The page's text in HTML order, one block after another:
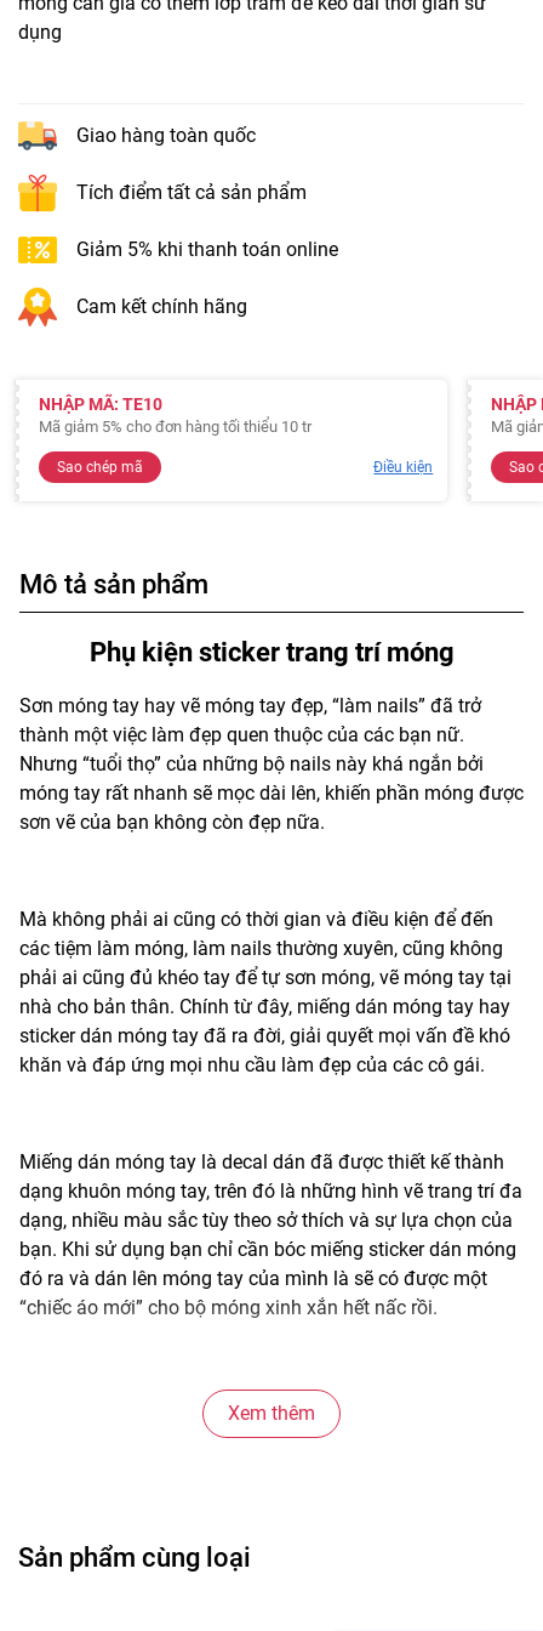
dụng
Giao hàng toàn quốc
Tích điểm tất cả sản phẩm
Giảm 5% khi thanh toán online
Cam kết chính hãng
NHẬP MÃ: TE10
Mã giảm 5% cho đơn hàng tối thiểu 10 tr
Sao chép mã Điều kiện
NHẬP
Mã
Sao
Mô tả sản phẩm
Phụ kiện sticker trang trí móng
Sơn móng tay hay vẽ móng tay đẹp, “làm nails” đã trở
thành một việc làm đẹp quen thuộc của các bạn nữ.
Nhưng “tuổi thọ” của những bộ nails này khá ngắn bởi
móng tay rất nhanh sẽ mọc dài lên, khiến phần móng được
sơn vẽ của bạn không còn đẹp nữa.
Mà không phải ai cũng có thời gian và điều kiện để đến
các tiệm làm móng, làm nails thường xuyên, cũng không
phải ai cũng đủ khéo tay để tự sơn móng, vẽ móng tay tại
nhà cho bản thân. Chính từ đây, miếng dán móng tay hay
sticker dán móng tay đã ra đời, giải quyết mọi vấn đề khó
khăn và đáp ứng mọi nhu cầu làm đẹp của các cô gái.
Miếng dán móng tay là decal dán đã được thiết kế thành
dạng khuôn móng tay, trên đó là những hình vẽ trang trí đa
dạng, nhiều màu sắc tùy theo sở thích và sự lựa chọn của
bạn. Khi sử dụng bạn chỉ cần bóc miếng sticker dán móng
đó ra và dán lên móng tay của mình là sẽ có được một
“chiếc áo mới” cho bộ móng xinh xắn hết nấc rồi.
Với miếng dán móng tay này, việc làm đẹp cho móng tay
trở nên vô cùng đơn giản, nhanh chóng và tiện ích. Hơn thế
móng ra là xong.
Xem thêm
Sản phẩm cùng loại